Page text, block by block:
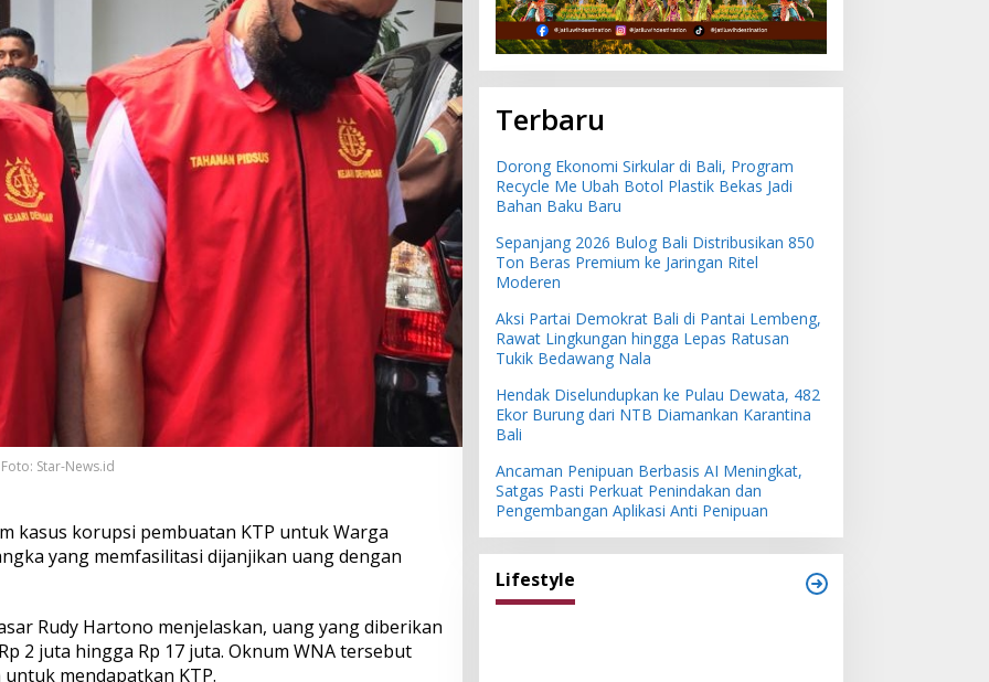
Star-News.id
kasus korupsi pembuatan KTP untuk Warga
yang memfasilitasi dijanjikan uang dengan
Rudy Hartono menjelaskan, uang yang diberikan
2 juta hingga Rp 17 juta. Oknum WNA tersebut
mendapatkan KTP.
Terbaru
Dorong Ekonomi Sirkular di Bali, Program
Recycle Me Ubah Botol Plastik Bekas Jadi
Bahan Baku Baru
Sepanjang 2026 Bulog Bali Distribusikan 850
Ton Beras Premium ke Jaringan Ritel
Moderen
Aksi Partai Demokrat Bali di Pantai Lembeng,
Rawat Lingkungan hingga Lepas Ratusan
Tukik Bedawang Nala
Hendak Diselundupkan ke Pulau Dewata, 482
Ekor Burung dari NTB Diamankan Karantina
Bali
Ancaman Penipuan Berbasis AI Meningkat,
Satgas Pasti Perkuat Penindakan dan
Pengembangan Aplikasi Anti Penipuan
Lifestyle